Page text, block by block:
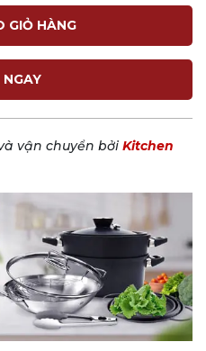
GIỎ HÀNG
vận chuyển bởi Kitchen